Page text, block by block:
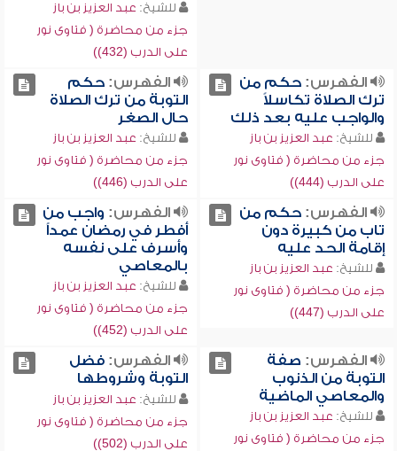
للشيخ: عبد العزيز بن باز
جزء من محاضرة ( فتاوى نور
على الدرب (432))
الفهرس:حكم من
ترك الصلاة تكاسلاً
والواجب عليه بعد ذلك
للشيخ: عبد العزيز بن باز
جزء من محاضرة ( فتاوى نور
على الدرب (444))
الفهرس:حكم
التوبة من ترك الصلاة
حال الصغر
للشيخ: عبد العزيز بن باز
جزء من محاضرة ( فتاوى نور
على الدرب (446))
الفهرس:حكم من
تاب من كبيرة دون
إقامة الحد عليه
للشيخ: عبد العزيز بن باز
جزء من محاضرة ( فتاوى نور
على الدرب (447))
الفهرس: واجب من
أفطر في رمضان عمداً
وأسرف على نفسه
بالمعاصي
للشيخ: عبد العزيز بن باز
جزء من محاضرة ( فتاوى نور
على الدرب (452))
الفهرس: صفة
التوبة من الذنوب
والمعاصي الماضية
للشيخ: عبد العزيز بن باز
جزء من محاضرة ( فتاوى نور
الفهرس:فضل
التوبة وشروطها
للشيخ: عبد العزيز بن باز
جزء من محاضرة ( فتاوى نور
على الدرب (502))